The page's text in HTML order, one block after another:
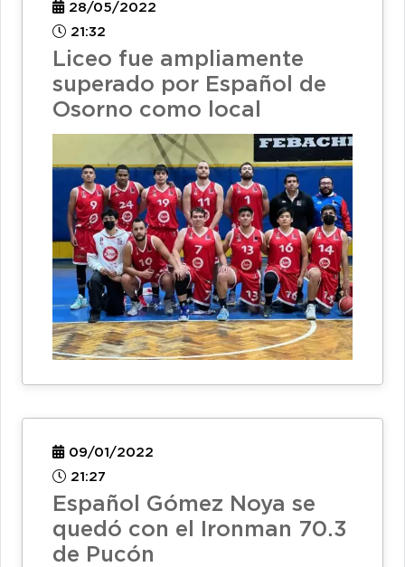
28/05/2022
21:32
Liceo fue ampliamente
superado por Español de
Osorno como local
09/01/2022
21:27
Español Gómez Noya se
quedó con el Ironman 70.3
de Pucón